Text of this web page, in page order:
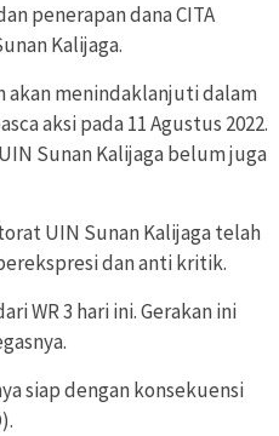
penerapan dana CITA
Kalijaga.
akan menindaklanjuti dalam
aksi pada 11 Agustus 2022.
Sunan Kalijaga belum juga
UIN Sunan Kalijaga telah
dan anti kritik.
WR 3 hari ini. Gerakan ini
siap dengan konsekuensi